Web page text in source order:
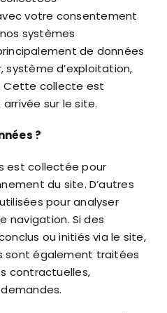
votre consentement
systèmes
de données
d’exploitation,
Cette collecte est
sur le site.
?
est collectée pour
du site. D’autres
pour analyser
navigation. Si des
ou initiés via le site,
sont également traitées
contractuelles,